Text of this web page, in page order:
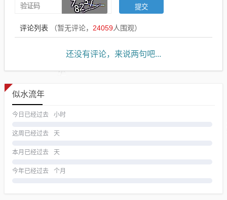
评论列表 （暂无评论， 24059人围观）
还没有评论，来说两句吧...
似水流年
今日已经过去 小时
这周已经过去 天
本月已经过去 天
今年已经过去 个月